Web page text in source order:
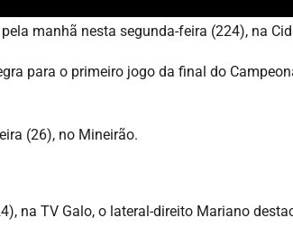
manhã nesta segunda-feira (224), na
para o primeiro jogo da final do
(26), no Mineirão.
na TV Galo, o lateral-direito Mariano